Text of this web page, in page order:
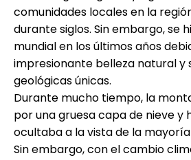
comunidades locales en la
durante siglos. Sin embargo, se
mundial en los últimos años
impresionante belleza natural
geológicas únicas.
Durante mucho tiempo, la
por una gruesa capa de nieve y
ocultaba a la vista de la
Sin embargo, con el cambio